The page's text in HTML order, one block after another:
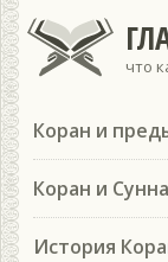
что
Коран и
Коран и Сунна
История